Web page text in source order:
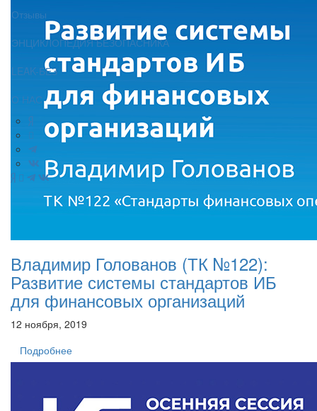
Отзывы
ЭНЦИКЛОПЕДИЯ БЕЗОПАСНИКА
LEAK-БЕЗ
О НАС
Владимир Голованов (ТК №122):
Развитие системы стандартов ИБ
для финансовых организаций
12 ноября, 2019
Подробнее